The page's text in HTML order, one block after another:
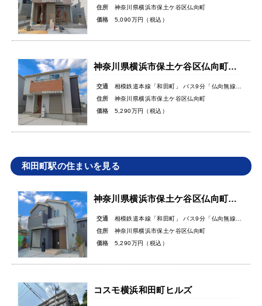
住所
神奈川県横浜市保土ケ谷区仏向町
価格
5,090万円（税込）
神奈川県横浜市保土ケ谷区仏向町新築戸建
交通
相模鉄道本線「和田町」 バス9分「仏向無線塔」バス停徒歩3分
住所
神奈川県横浜市保土ケ谷区仏向町
価格
5,290万円（税込）
和田町駅の住まいを見る
神奈川県横浜市保土ケ谷区仏向町新築戸建
交通
相模鉄道本線「和田町」 バス9分「仏向無線塔」バス停徒歩3分
住所
神奈川県横浜市保土ケ谷区仏向町
価格
5,290万円（税込）
コスモ横浜和田町ヒルズ